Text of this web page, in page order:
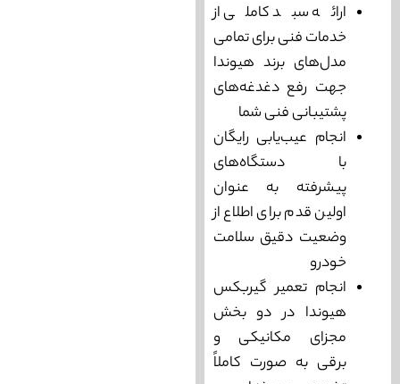
ارائه سبد کاملی از
خدمات فنی برای تمامی
مدل‌های برند هیوندا
جهت رفع دغدغه‌های
پشتیبانی فنی شما
انجام عیب‌یابی رایگان
با دستگاه‌های
پیشرفته به عنوان
اولین قدم برای اطلاع از
وضعیت دقیق سلامت
خودرو
انجام تعمیر گیربکس
هیوندا در دو بخش
مجزای مکانیکی و
برقی به صورت کاملاً